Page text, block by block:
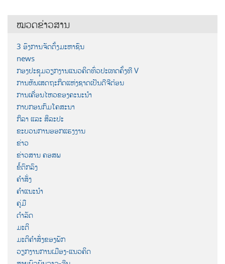
ໝວດຂ່າວສານ
3 ອົງການຈັດຕັ້ງມະຫາຊົນ
news
ກອງປະຊຸມວຽກງານແນວຄິດທົ່ວປະເທດຄັ້ງທີ V
ການຫັນເສດຖະກິດແຫ່ງຊາດເປັນດີຈີຕ໋ອນ
ການເຄື່ອນໄຫວຂອງຄະນະນຳ
ກາບກອນກົມໂຄສະນາ
ກິລາ ແລະ ສິລະປະ
ຂະບວນການອອກແຮງງານ
ຂ່າວ
ຂ່າວສານ ຄອສພ
ຂໍ້ຕົກລົງ
ຄຳສັ່ງ
ຄຳແນະນຳ
ຄູ່ມື
ດຳລັດ
ມະຕິ
ມະຕິຄຳສັ່ງຂອງພັກ
ວຽກງານການເມືອງ-ແນວຄິດ